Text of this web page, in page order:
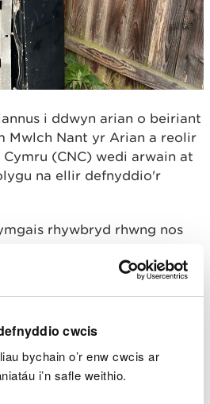
cwcis
bychain o’r enw cwcis ar
i’n safle weithio.
i ddwyn arian o beiriant
Mwlch Nant yr Arian a reolir
(CNC) wedi arwain at
na ellir defnyddio'r
rhywbryd rhwng nos
(17-18 Mawrth).
fandaliaid rwygo ochr y
i ddwyn unrhyw arian y tu
Parry, Swyddog Canolfan
ym Mwlch Nant yr Arian;